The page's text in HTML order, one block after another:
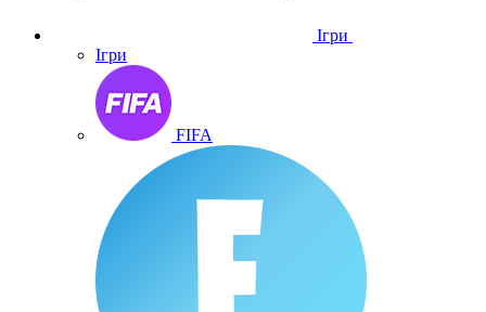
Ігри
Ігри
FIFA